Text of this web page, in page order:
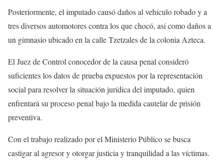
Posteriormente, el imputado causó daños al vehículo robado y a
tres diversos automotores contra los que chocó, así como daños a
un gimnasio ubicado en la calle Tzetzales de la colonia Azteca.
El Juez de Control conocedor de la causa penal consideró
suficientes los datos de prueba expuestos por la representación
social para resolver la situación jurídica del imputado, quien
enfrentará su proceso penal bajo la medida cautelar de prisión
preventiva.
Con el trabajo realizado por el Ministerio Público se busca
castigar al agresor y otorgar justicia y tranquilidad a las víctimas.